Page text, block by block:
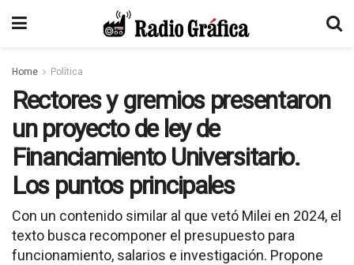
Home Política
Rectores y gremios presentaron
un proyecto de ley de
Financiamiento Universitario.
Los puntos principales
Con un contenido similar al que vetó Milei en 2024, el
texto busca recomponer el presupuesto para
funcionamiento, salarios e investigación. Propone